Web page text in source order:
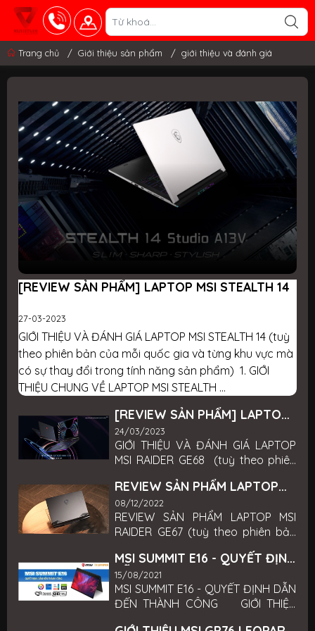
Trang chủ / Giới thiệu sản phẩm / giới thiệu và đánh giá
[REVIEW SẢN PHẨM] LAPTOP MSI STEALTH 14
27-03-2023
GIỚI THIỆU VÀ ĐÁNH GIÁ LAPTOP MSI STEALTH 14 (tuỳ
theo phiên bản của mỗi quốc gia và từng khu vực mà
có sự thay đổi trong tính năng sản phẩm) 1. GIỚI
THIỆU CHUNG VỀ LAPTOP MSI STEALTH ...
[REVIEW SẢN PHẨM] LAPTOP
MSI RAIDER GE68
24/03/2023
GIỚI THIỆU VÀ ĐÁNH GIÁ LAPTOP
MSI RAIDER GE68 (tuỳ theo phiên
vực mà có sự thay đổi trong tính
năng sản phẩm) 1. GIỚI THIỆU
CHUNG VỀ LAPTOP MSI RAIDER
GE68 Năm 2023 MSI công bố hàng
loạt laptop Gaming CPU gen
13th và RTX 4000 Series cấu hình
hiện đại nhất hiện nay, cùng với
người anh em GE78, MSI Raider
GE68 đồng thời ra mắt với giá
mềm hơn cho anh em có nhiều sự
REVIEW SẢN PHẨM LAPTOP
MSI RAIDER GE67
08/12/2022
REVIEW SẢN PHẨM LAPTOP MSI
RAIDER GE67 (tuỳ theo phiên bản
mà có sự thay đổi trong tính năng
sản phẩm) 1 - GIỚI THIỆU CHUNG
TRÊN MSI RAIDER GE67 - Qúy
3.2022, MSI chính thức giới thiệu
dòng laptop HX mới nhất của mình
MSI SUMMIT E16 - QUYẾT ĐỊNH
DẪN ĐẾN THÀNH CÔNG | MSI
OFFICIAL STORE
15/08/2021
MSI SUMMIT E16 - QUYẾT ĐỊNH DẪN
ĐẾN THÀNH CÔNG GIỚI THIỆU